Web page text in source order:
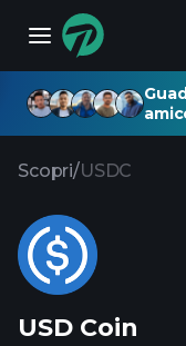
Scopri/USDC
USD Coin